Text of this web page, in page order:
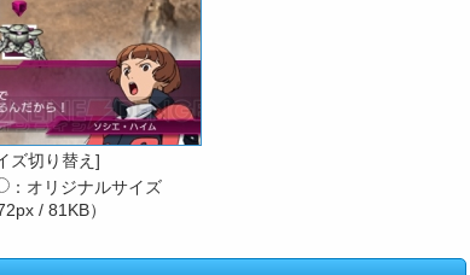
ズ切り替え]
：オリジナルサイズ
/ 81KB）